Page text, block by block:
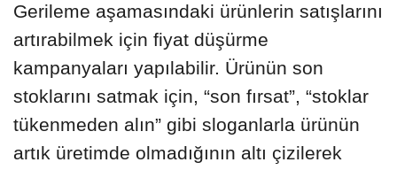
Gerileme aşamasındaki ürünlerin satışlarını
artırabilmek için fiyat düşürme
kampanyaları yapılabilir. Ürünün son
stoklarını satmak için, “son fırsat”, “stoklar
tükenmeden alın” gibi sloganlarla ürünün
artık üretimde olmadığının altı çizilerek